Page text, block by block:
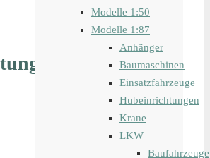
Modelle 1:50
Modelle 1:87
Anhänger
Baumaschinen
Einsatzfahrzeuge
Hubeinrichtungen
Krane
LKW
Baufahrzeuge